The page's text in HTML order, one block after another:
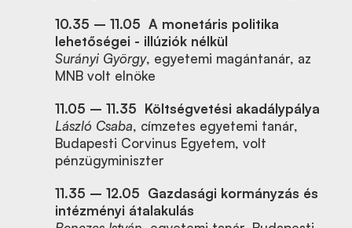
10.35 – 11.05 A monetáris politika
lehetőségei - illúziók nélkül
Surányi György, egyetemi magántanár, az
MNB volt elnöke
11.05 – 11.35 Költségvetési akadálypálya
László Csaba, címzetes egyetemi tanár,
Budapesti Corvinus Egyetem, volt
pénzügyminiszter
11.35 – 12.05 Gazdasági kormányzás és
intézményi átalakulás